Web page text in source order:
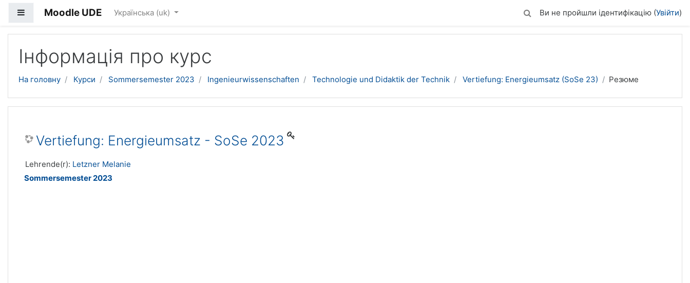
Бокова панель
Moodle UDE Українська ‎(uk)‎ Ви не пройшли ідентифікацію (Увійти)
Інформація про курс
На головну Курси Sommersemester 2023 Ingenieurwissenschaften Technologie und Didaktik der Technik Vertiefung: Energieumsatz (SoSe 23) Резюме
Vertiefung: Energieumsatz - SoSe 2023
Lehrende(r): Letzner Melanie
Sommersemester 2023